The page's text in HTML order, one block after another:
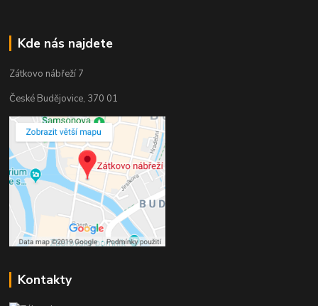
Kde nás najdete
Zátkovo nábřeží 7
České Budějovice, 370 01
Kontakty